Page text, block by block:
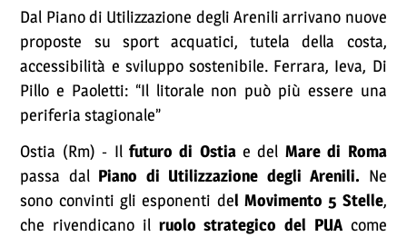
Dal Piano di Utilizzazione degli Arenili arrivano nuove
proposte su sport acquatici, tutela della costa,
accessibilità e sviluppo sostenibile. Ferrara, Ieva, Di
Pillo e Paoletti: “Il litorale non può più essere una
periferia stagionale”
Ostia (Rm) - Il futuro di Ostiae del Mare di Roma
passa dalPiano di Utilizzazione degli Arenili. Ne
sono convinti gli esponenti del Movimento 5 Stelle,
che rivendicano il ruolo strategico del PUAcome